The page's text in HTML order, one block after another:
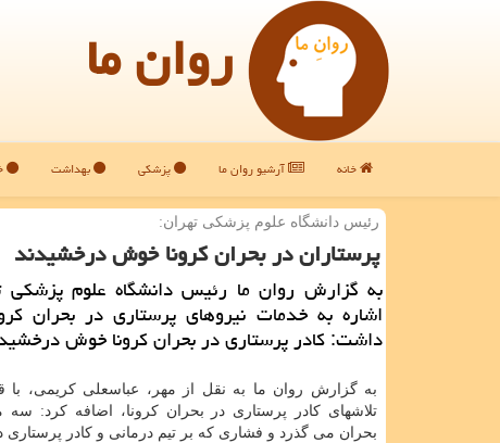
روان ما
خانه آرشیو روان ما پزشکی بهداشت
رئیس دانشگاه علوم پزشكی تهران:
پرستاران در بحران كرونا خوش درخشیدند
به گزارش روان ما رئیس دانشگاه علوم پزشكی
اشاره به خدمات نیروهای پرستاری در بحران
داشت: كادر پرستاری در بحران كرونا خوش
به گزارش روان ما به نقل از مهر، عباسعلی کریمی، با
تلاشهای کادر پرستاری در بحران کرونا، اضافه کرد: سه
بحران می گذرد و فشاری که بر تیم درمانی و کادر پرستاری